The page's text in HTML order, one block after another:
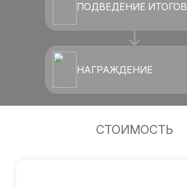
ПОДВЕДЕНИЕ ИТОГОВ
НАГРАЖДЕНИЕ
СТОИМОСТЬ